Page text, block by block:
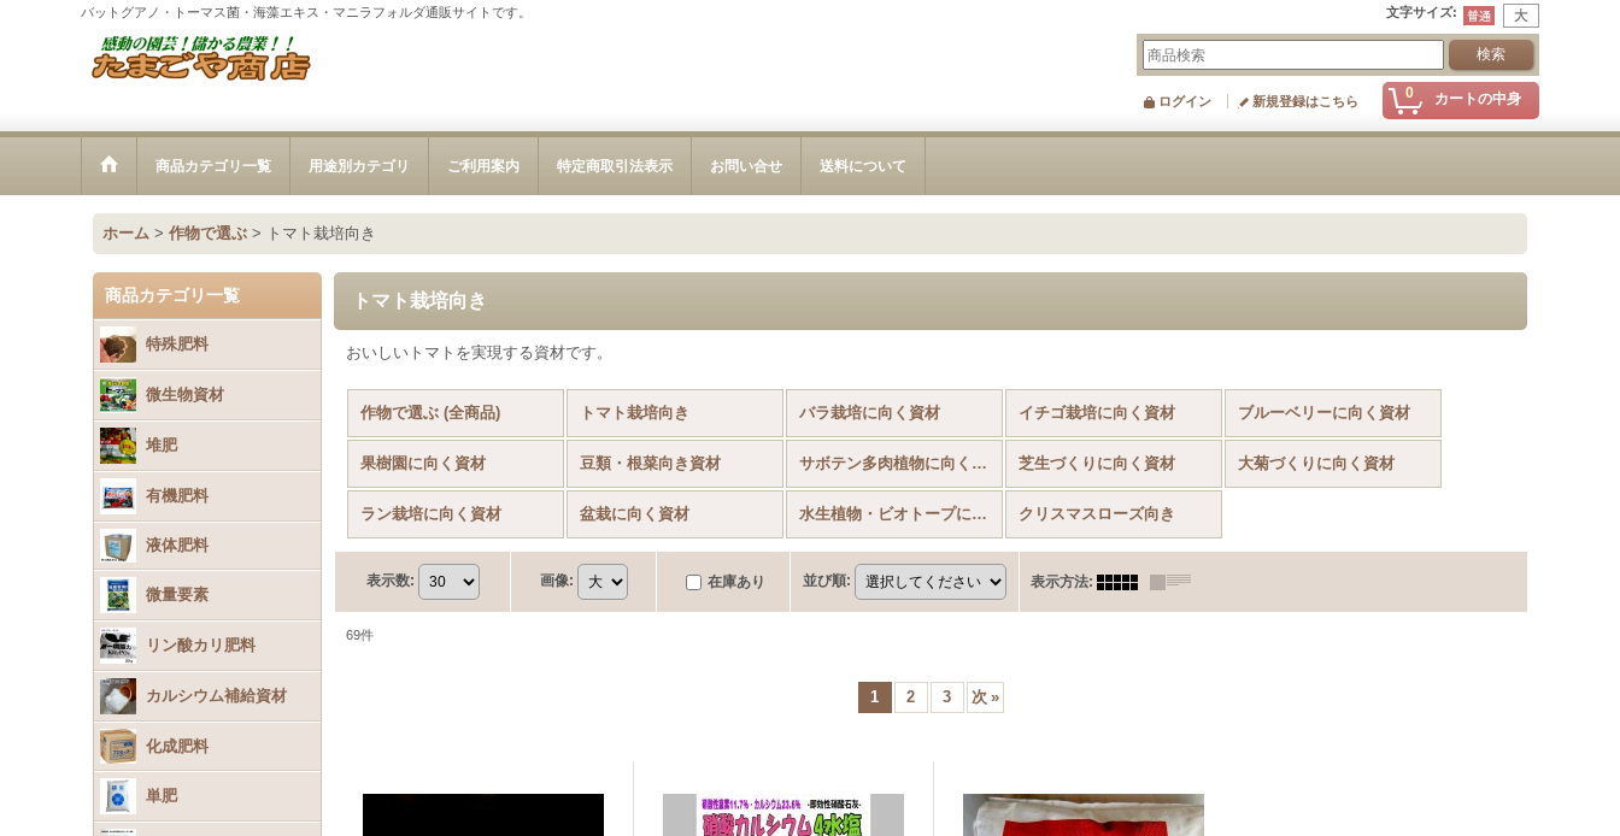
バットグアノ・トーマス菌・海藻エキス・マニラフォルダ通販サイトです。 文字サイズ:
0 カートの中身
ログイン 新規登録はこちら
商品カテゴリ一覧 用途別カテゴリ ご利用案内 特定商取引法表示 お問い合せ 送料について
ホーム > 作物で選ぶ > トマト栽培向き
商品カテゴリ一覧
特殊肥料
微生物資材
堆肥
有機肥料
液体肥料
微量要素
リン酸カリ肥料
カルシウム補給資材
化成肥料
単肥
トマト栽培向き
おいしいトマトを実現する資材です。
作物で選ぶ (全商品) トマト栽培向き バラ栽培に向く資材 イチゴ栽培に向く資材 ブルーベリーに向く資材
果樹園に向く資材 豆類・根菜向き資材 サボテン多肉植物に向く資材 芝生づくりに向く資材 大菊づくりに向く資材
ラン栽培に向く資材 盆栽に向く資材 水生植物・ビオトープに向く資材 クリスマスローズ向き
表示数: 画像: 在庫あり 並び順: 表示方法:
69件
1 2 3 次 »